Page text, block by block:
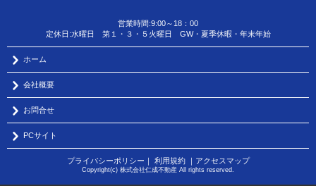
営業時間:9:00～18：00
定休日:水曜日 第１・３・５火曜日 GW・夏季休暇・年末年始
ホーム
会社概要
お問合せ
PCサイト
プライバシーポリシー ｜ 利用規約｜ アクセスマップ
Copyright(c) 株式会社仁成不動産 All rights reserved.